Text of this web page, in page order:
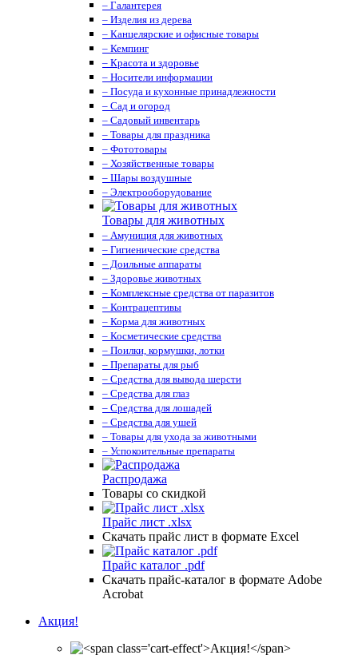
– Галантерея
– Изделия из дерева
– Канцелярские и офисные товары
– Кемпинг
– Красота и здоровье
– Носители информации
– Посуда и кухонные принадлежности
– Сад и огород
– Садовый инвентарь
– Товары для праздника
– Фототовары
– Хозяйственные товары
– Шары воздушные
– Электрооборудование
Товары для животных
– Амуниция для животных
– Гигиенические средства
– Доильные аппараты
– Здоровье животных
– Комплексные средства от паразитов
– Контрацептивы
– Корма для животных
– Косметические средства
– Поилки, кормушки, лотки
– Препараты для рыб
– Средства для вывода шерсти
– Средства для глаз
– Средства для лошадей
– Средства для ушей
– Товары для ухода за животными
– Успокоительные препараты
Распродажа
Товары со скидкой
Прайс лист .xlsx
Скачать прайс лист в формате Excel
Прайс каталог .pdf
Скачать прайс-каталог в формате Adobe
Acrobat
Акция!